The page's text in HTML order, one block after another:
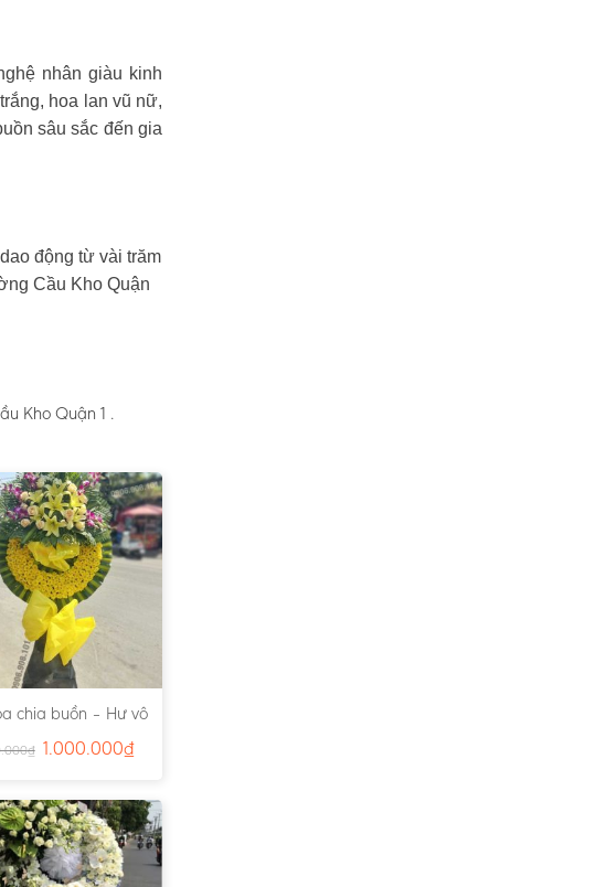
nhân giàu kinh
hoa lan vũ nữ,
sâu sắc đến gia
động từ vài trăm
Cầu Kho Quận
Kho Quận 1 .
chia buồn – Hư vô
₫ 1.000.000₫